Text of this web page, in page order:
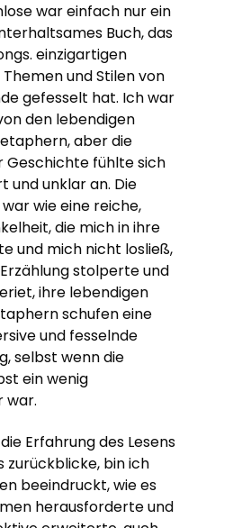
war einfach nur ein
Buch, das
einzigartigen
Themen und Stilen von
gefesselt hat. Ich war
den lebendigen
aber die
Geschichte fühlte sich
und unklar an. Die
wie eine reiche,
die mich in ihre
und mich nicht losließ,
stolperte und
ihre lebendigen
schufen eine
und fesselnde
selbst wenn die
ein wenig
war.
Erfahrung des Lesens
zurückblicke, bin ich
beeindruckt, wie es
herausforderte und